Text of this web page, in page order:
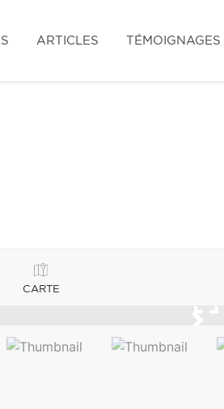
ARTICLES TÉMOIGNAGES
CARTE